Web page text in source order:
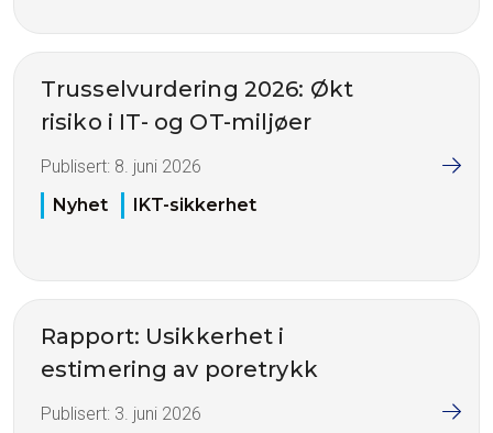
Trusselvurdering 2026: Økt
risiko i IT- og OT-miljøer
Publisert: 8. juni 2026
Nyhet
IKT-sikkerhet
Rapport: Usikkerhet i
estimering av poretrykk
Publisert: 3. juni 2026